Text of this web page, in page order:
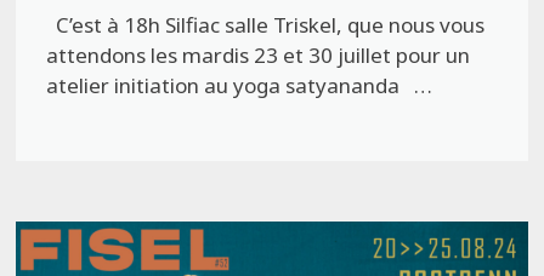
C’est à 18h Silfiac salle Triskel, que nous vous
attendons les mardis 23 et 30 juillet pour un
atelier initiation au yoga satyananda …